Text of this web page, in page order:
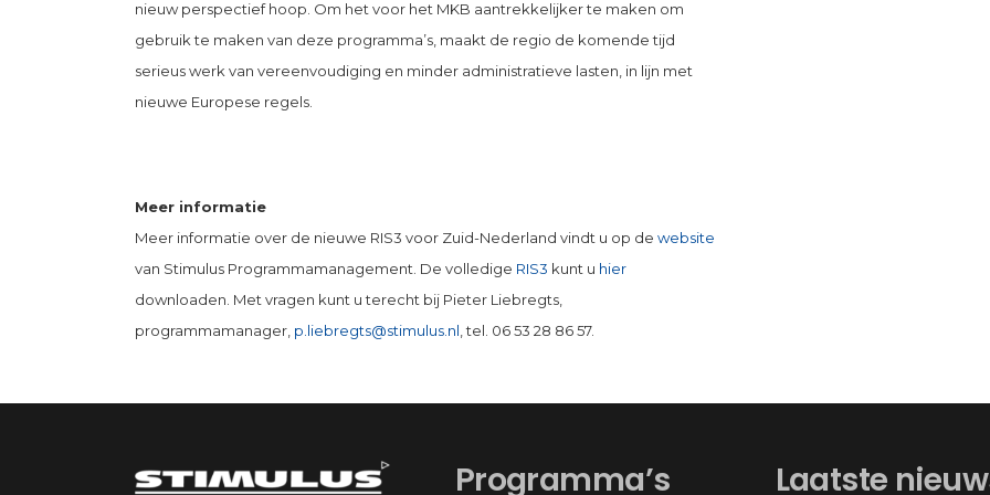
nieuw perspectief hoop. Om het voor het MKB aantrekkelijker te maken om
gebruik te maken van deze programma’s, maakt de regio de komende tijd
serieus werk van vereenvoudiging en minder administratieve lasten, in lijn met
nieuwe Europese regels.
Meer informatie
Meer informatie over de nieuwe RIS3 voor Zuid-Nederland vindt u op de website
van Stimulus Programmamanagement. De volledige RIS3 kunt u hier
downloaden. Met vragen kunt u terecht bij Pieter Liebregts,
programmamanager, p.liebregts@stimulus.nl , tel. 06 53 28 86 57.
Programma’s Laatste